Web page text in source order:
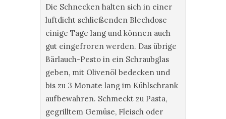
Die Schnecken halten sich in einer
luftdicht schließenden Blechdose
einige Tage lang und können auch
gut eingefroren werden. Das übrige
Bärlauch-Pesto in ein Schraubglas
geben, mit Olivenöl bedecken und
bis zu 3 Monate lang im Kühlschrank
aufbewahren. Schmeckt zu Pasta,
gegrilltem Gemüse, Fleisch oder